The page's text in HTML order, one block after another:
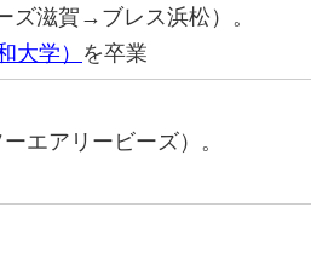
ズ滋賀→ブレス浜松）。
大学） を卒業
エアリービーズ）。